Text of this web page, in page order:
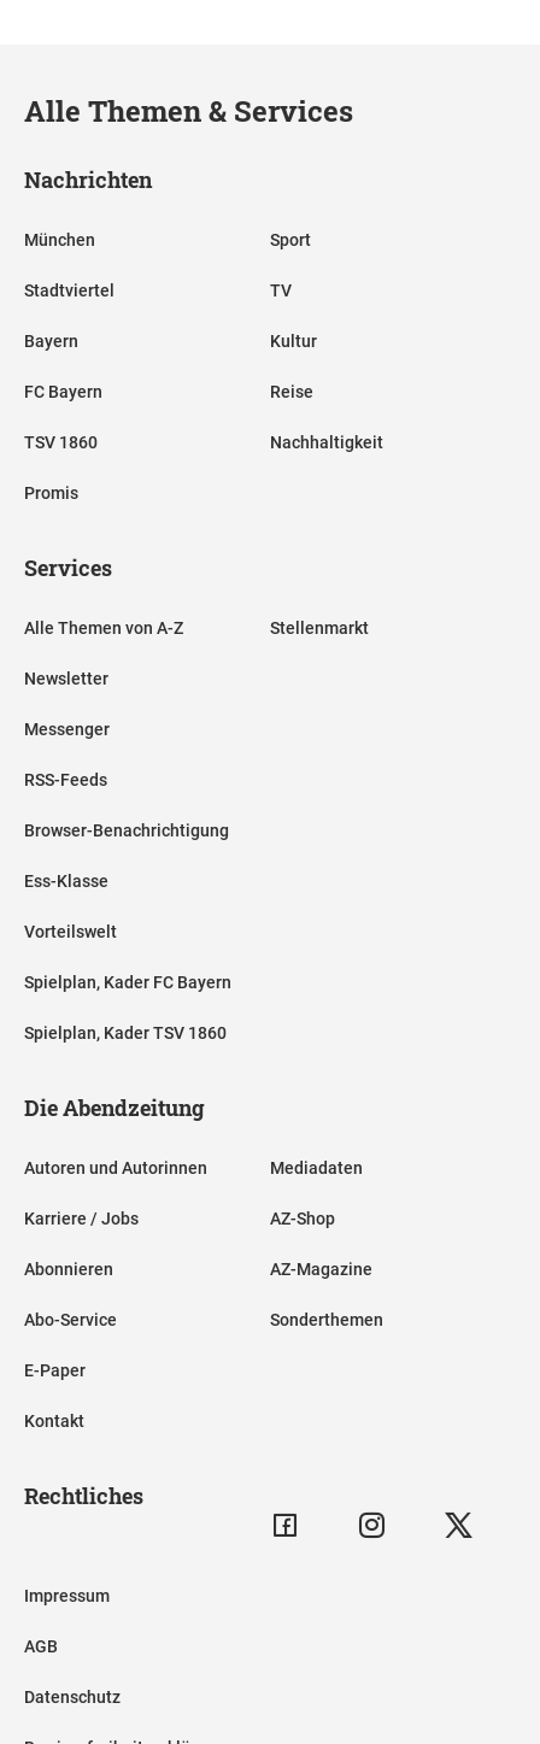
Alle Themen & Services
Nachrichten
München
Stadtviertel
Bayern
FC Bayern
TSV 1860
Promis
Sport
TV
Kultur
Reise
Nachhaltigkeit
Services
Alle Themen von A-Z
Newsletter
Messenger
RSS-Feeds
Browser-Benachrichtigung
Ess-Klasse
Vorteilswelt
Spielplan, Kader FC Bayern
Spielplan, Kader TSV 1860
Stellenmarkt
Die Abendzeitung
Autoren und Autorinnen
Karriere / Jobs
Abonnieren
Abo-Service
E-Paper
Kontakt
Mediadaten
AZ-Shop
AZ-Magazine
Sonderthemen
Rechtliches
Impressum
AGB
Datenschutz